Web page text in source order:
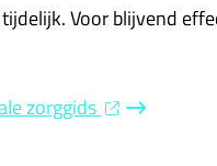
Voor blijvend
zorggids